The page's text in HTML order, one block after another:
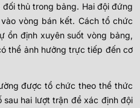
thủ trong bảng. Hai đội đứng
vòng bán kết. Cách tổ chức
ổn định xuyên suốt vòng bảng,
thể ảnh hưởng trực tiếp đến cơ
được tổ chức theo thể thức
hai lượt trận để xác định đội